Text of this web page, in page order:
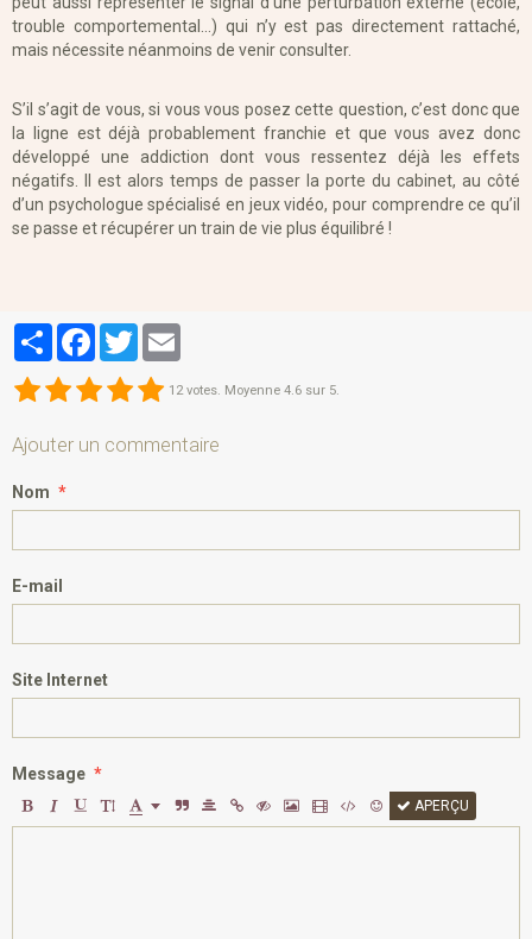
trouble comportemental…) qui n’y est pas directement rattaché,
mais nécessite néanmoins de venir consulter.
S’il s’agit de vous, si vous vous posez cette question, c’est donc que
la ligne est déjà probablement franchie et que vous avez donc
développé une addiction dont vous ressentez déjà les effets
négatifs. Il est alors temps de passer la porte du cabinet, au côté
d’un psychologue spécialisé en jeux vidéo, pour comprendre ce qu’il
se passe et récupérer un train de vie plus équilibré !
PartagerFacebook
Twitter
12votes. Moyenne 4.6 sur 5.
Ajouter un commentaire
Nom
E-mail
Site Internet
Message
APERÇU